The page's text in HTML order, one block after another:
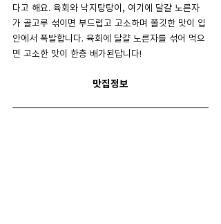
다고 해요. 육회와 낙지탕탕이, 여기에 달걀 노른자
가 골고루 섞이면 부드럽고 고소하며 쫄깃한 맛이 입
안에서 폭발합니다. 육회에 달걀 노른자를 섞어 먹으
면 고소한 맛이 한층 배가된답니다!
맛집정보